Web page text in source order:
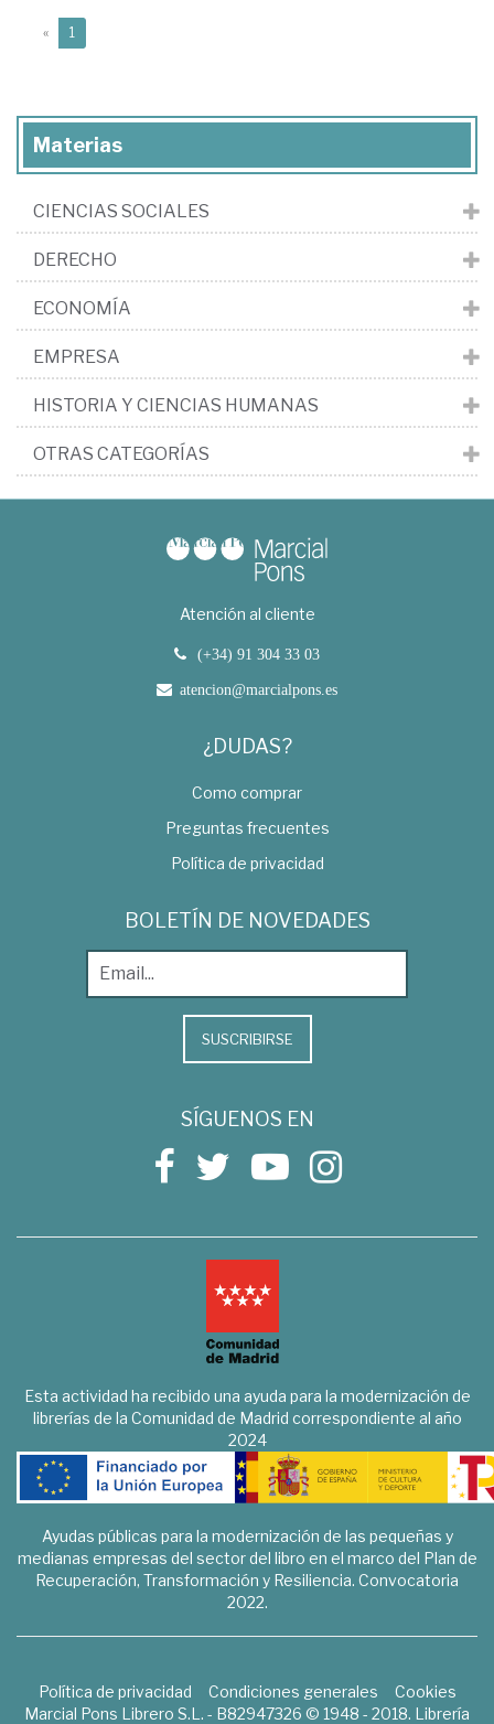
« 1
Materias
CIENCIAS SOCIALES
DERECHO
ECONOMÍA
EMPRESA
HISTORIA Y CIENCIAS HUMANAS
OTRAS CATEGORÍAS
Atención al cliente
(+34) 91 304 33 03
atencion@marcialpons.es
¿DUDAS?
Como comprar
Preguntas frecuentes
Política de privacidad
BOLETÍN DE NOVEDADES
SUSCRIBIRSE
SÍGUENOS EN
Esta actividad ha recibido una ayuda para la modernización de
librerías de la Comunidad de Madrid correspondiente al año
2024
Ayudas públicas para la modernización de las pequeñas y
medianas empresas del sector del libro en el marco del Plan de
Recuperación, Transformación y Resiliencia. Convocatoria
2022.
Política de privacidad Condiciones generales
Cookies
Marcial Pons Librero S.L. - B82947326 © 1948 - 2018. Librería